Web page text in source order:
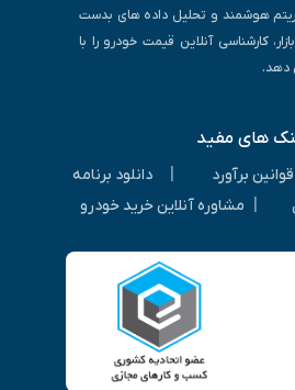
هوشمند و تحلیل داده های بدست
کارشناسی آنلاین قیمت خودرو را با
دهد.
های مفید
قوانین برآورد
دانلود برنامه
مشاوره آنلاین خرید خودرو